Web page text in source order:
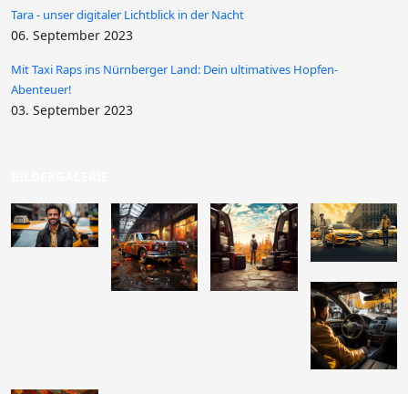
Tara - unser digitaler Lichtblick in der Nacht
06. September 2023
Mit Taxi Raps ins Nürnberger Land: Dein ultimatives Hopfen-
Abenteuer!
03. September 2023